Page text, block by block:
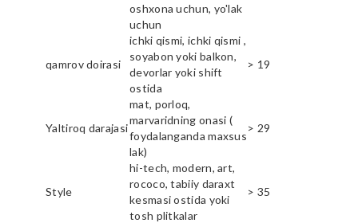
oshxona uchun, yo'lak
uchun
qamrov doirasi
ichki qismi, ichki qismi ,
soyabon yoki balkon,
devorlar yoki shift
ostida
> 19
Yaltiroq darajasi
mat, porloq,
marvaridning onasi (
foydalanganda maxsus
lak)
> 29
Style
hi-tech, modern, art,
rococo, tabiiy daraxt
kesmasi ostida yoki
tosh plitkalar
> 35